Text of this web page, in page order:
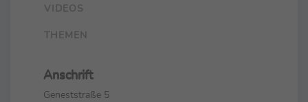
VIDEOS
THEMEN
Anschrift
Geneststraße 5